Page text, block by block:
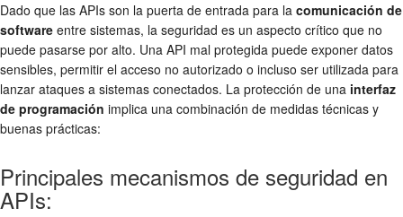
Dado que las APIs son la puerta de entrada para la comunicación de
software entre sistemas, la seguridad es un aspecto crítico que no
puede pasarse por alto. Una API mal protegida puede exponer datos
sensibles, permitir el acceso no autorizado o incluso ser utilizada para
lanzar ataques a sistemas conectados. La protección de una interfaz
de programación implica una combinación de medidas técnicas y
buenas prácticas:
Principales mecanismos de seguridad en
APIs: